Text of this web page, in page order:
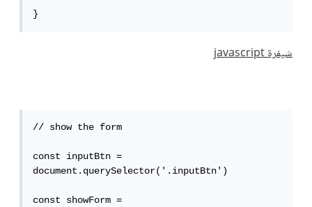
}
شيفرة javascript
// show the form
const inputBtn =
document.querySelector('.inputBtn')
const showForm =